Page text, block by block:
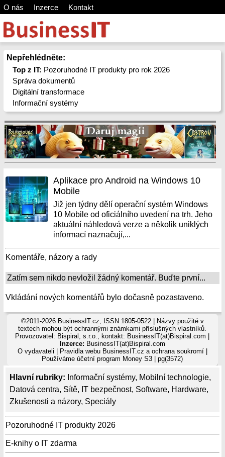
O nás Inzerce Kontakt
Nepřehlédněte:
Top z IT: Pozoruhodné IT produkty pro rok 2026
Správa dokumentů
Digitální transformace
Informační systémy
Hlavní rubriky: Informační systémy, Mobilní technologie,
Datová centra, Sítě, IT bezpečnost, Software, Hardware,
Zkušenosti a názory, Speciály
Pozoruhodné IT produkty 2026
E-knihy o IT zdarma
Aplikace pro Android na Windows 10
Mobile
Již jen týdny dělí operační systém Windows
10 Mobile od oficiálního uvedení na trh. Jeho
aktuální náhledová verze a několik uniklých
informací naznačují,...
Komentáře, názory a rady
Zatím sem nikdo nevložil žádný komentář. Buďte první...
Vkládání nových komentářů bylo dočasně pozastaveno.
©2011-2026 BusinessIT.cz, ISSN 1805-0522 | Názvy použité v
textech mohou být ochrannými známkami příslušných vlastníků.
Provozovatel: Bispiral, s.r.o., kontakt: BusinessIT(at)Bispiral.com |
Inzerce: BusinessIT(at)Bispiral.com
O vydavateli
Pravidla webu BusinessIT.cz a ochrana soukromí|
Používámeúčetní program Money S3 | pg(3572)